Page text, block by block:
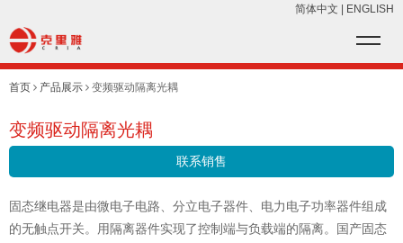
简体中文 ENGLISH
首页 产品展示 变频驱动隔离光耦
变频驱动隔离光耦
联系销售
固态继电器是由微电子电路、分立电子器件、电力电子功率器件组成
的无触点开关。用隔离器件实现了控制端与负载端的隔离。国产固态